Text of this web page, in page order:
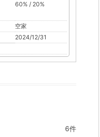
60% / 20%
空家
2024/12/31
6件